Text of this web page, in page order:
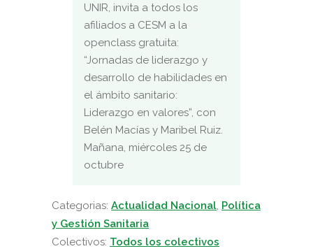
UNIR, invita a todos los
afiliados a CESM a la
openclass gratuita:
“Jornadas de liderazgo y
desarrollo de habilidades en
el ámbito sanitario:
Liderazgo en valores”, con
Belén Macías y Maribel Ruiz.
Mañana, miércoles 25 de
octubre
Categorias: Actualidad Nacional Política
y Gestión Sanitaria
Colectivos: Todos los colectivos